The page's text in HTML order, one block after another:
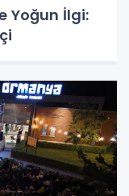
Yoğun İlgi: